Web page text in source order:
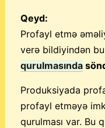
Qeyd:
Profayl etmə
verə bildiyindən
qurulmasında
Produksiyada
profayl etməyə
qurulması var. Bu
10. State-in
11. Kompozisiya vs
12. React ilə
İmkanlılıq
Kod Parçalanması